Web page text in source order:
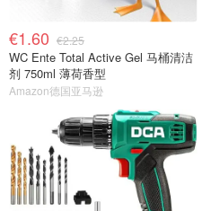
€1.60 €2.25
WC Ente Total Active Gel 马桶清洁
剂 750ml 薄荷香型
Amazon德国亚马逊